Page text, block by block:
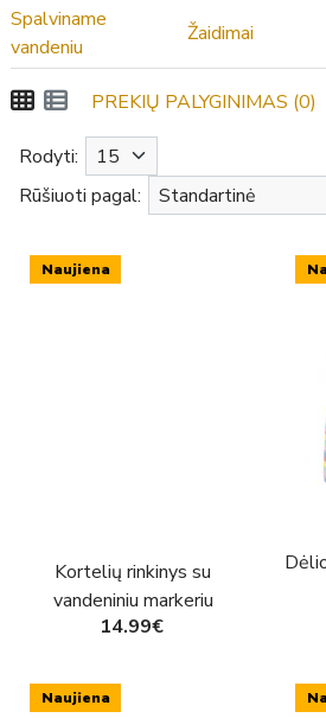
Spalviname
vandeniu
Žaidimai
PREKIŲ PALYGINIMAS (0)
Rodyti:
Rūšiuoti pagal:
Naujiena
Kortelių rinkinys su
vandeniniu markeriu
VIENARAGIS
14.99€
Naujiena